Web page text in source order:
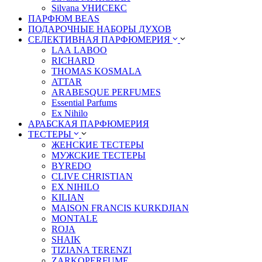
Silvana УНИСЕКС
ПАРФЮМ BEAS
ПОДАРОЧНЫЕ НАБОРЫ ДУХОВ
СЕЛЕКТИВНАЯ ПАРФЮМЕРИЯ
LАА LABОО
RICHARD
THOMAS KOSMALA
ATTAR
ARABESQUE PERFUMES
Essential Parfums
Ex Nihilo
АРАБСКАЯ ПАРФЮМЕРИЯ
ТЕСТЕРЫ
ЖЕНСКИЕ ТЕСТЕРЫ
МУЖСКИЕ ТЕСТЕРЫ
BYREDO
CLIVE CHRISTIAN
EX NIHILO
KILIAN
MAISON FRANCIS KURKDJIAN
MONTALE
ROJA
SHAIK
TIZIANA TERENZI